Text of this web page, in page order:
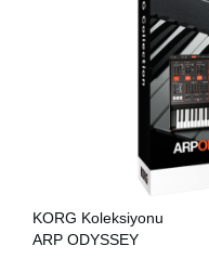
KORG Koleksiyonu
ARP ODYSSEY